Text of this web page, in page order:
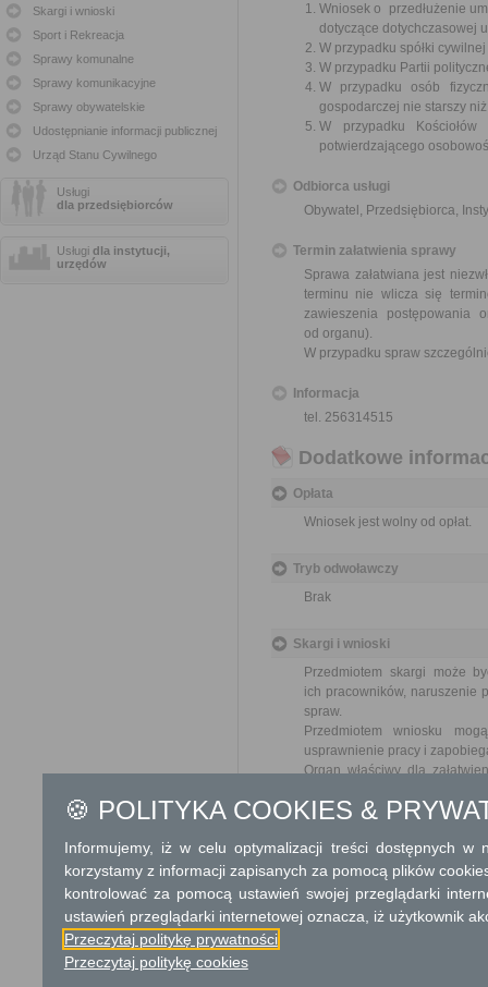
Skargi i wnioski
Sport i Rekreacja
Sprawy komunalne
Sprawy komunikacyjne
Sprawy obywatelskie
Udostępnianie informacji publicznej
Urząd Stanu Cywilnego
Usługi
dla przedsiębiorców
Usługi dla instytucji,
urzędów
Wniosek o przedłużenie
dotyczące dotychczasowej
W przypadku spółki
W przypadku Partii
W przypadku osób
gospodarczej nie starszy
W przypadku
potwierdzającego
Odbiorca usługi
Obywatel, Przedsiębiorca,
Termin załatwienia sprawy
Sprawa załatwiana jest
terminu nie wlicza się
zawieszenia postępowania
od organu).
W przypadku spraw
Informacja
tel. 256314515
Dodatkowe
Opłata
Wniosek jest wolny od opłat.
Tryb odwoławczy
Brak
Skargi i wnioski
Przedmiotem skargi może
ich pracowników, naruszenie
spraw.
Przedmiotem wniosku
usprawnienie pracy i
Organ właściwy dla
Ustawa z dnia 23
Ustawa z dnia 21
🍪 POLITYKA COOKIES &
Informujemy, iż w celu optymalizacji treści dostępnych w
korzystamy z informacji zapisanych za pomocą plików
kontrolować za pomocą ustawień swojej przeglądarki
ustawień przeglądarki internetowej oznacza, iż użytkownik
Przeczytaj politykę prywatności
Przeczytaj politykę cookies